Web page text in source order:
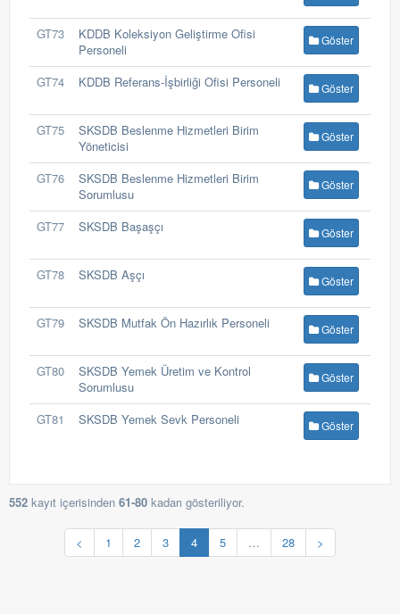
GT73
KDDB Koleksiyon Geliştirme Ofisi
Personeli
Göster
GT74 KDDB Referans-İşbirliği Ofisi Personeli Göster
GT75
SKSDB Beslenme Hizmetleri Birim
Yöneticisi
Göster
GT76
SKSDB Beslenme Hizmetleri Birim
Sorumlusu
Göster
GT77 SKSDB Başaşçı Göster
GT78 SKSDB Aşçı Göster
GT79 SKSDB Mutfak Ön Hazırlık Personeli Göster
GT80
SKSDB Yemek Üretim ve Kontrol
Sorumlusu
Göster
GT81 SKSDB Yemek Sevk Personeli Göster
552 kayıt içerisinden 61-80 kadarı gösteriliyor.
< 1 2 3 4 5 … 28 >